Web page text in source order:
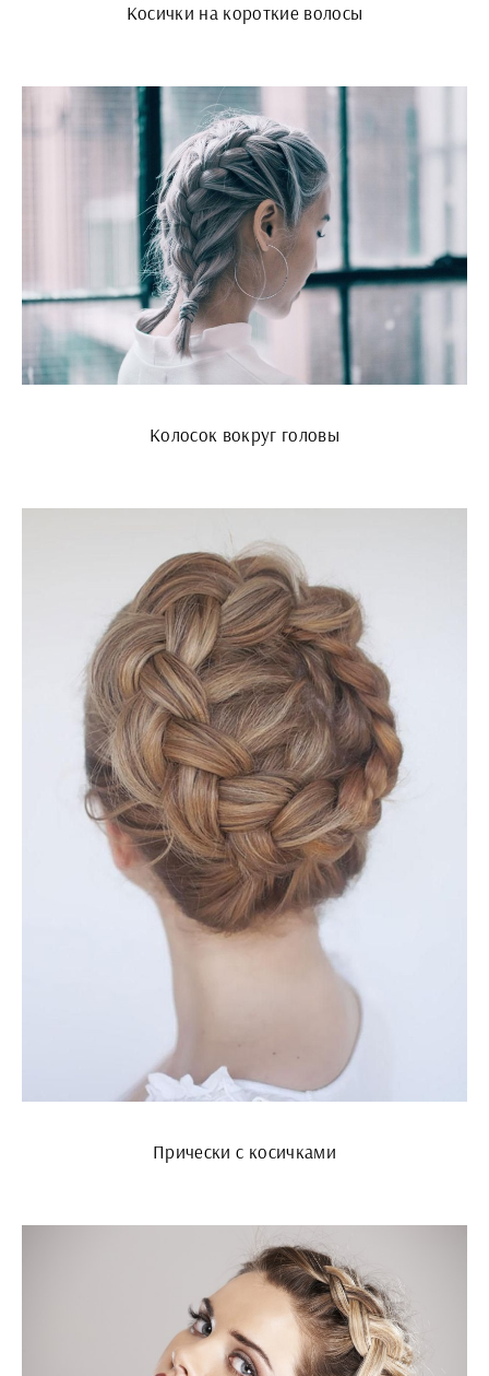
Косички на короткие волосы
Колосок вокруг головы
Прически с косичками